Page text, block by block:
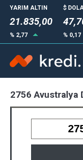
YARIM ALTIN
21.835,00
% 2,77
$
% 0,17
2756 Avustralya